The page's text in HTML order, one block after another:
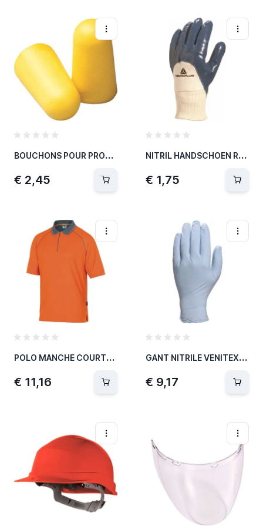
B
OUCHONS POUR PROTECTION OREILLE VENITEX
€ 2,45
N
ITRIL HANDSCHOEN RUGVENTILATIEELASTISCH TRICOT B
€ 1,75
P
OLO MANCHE COURTE MAILLE PIQUEE ORANGE
€ 11,16
G
ANT NITRILE VENITEX T. 8/9 BT 100 PCS
€ 9,17